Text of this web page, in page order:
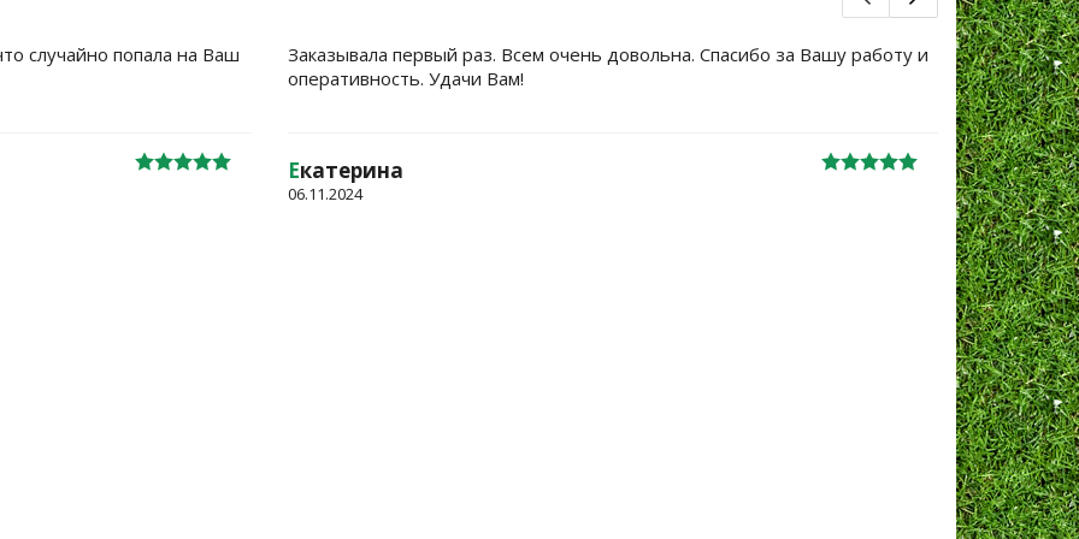
случайно попала на Ваш
Заказывала первый раз. Всем очень довольна. Спасибо за Вашу работу и
оперативность. Удачи Вам!
Екатерина
06.11.2024
Большое
уже не
Жанна
06.10.2024